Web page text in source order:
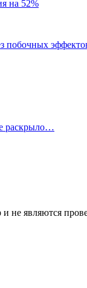
на 52%
побочных
раскрыло…
не являются